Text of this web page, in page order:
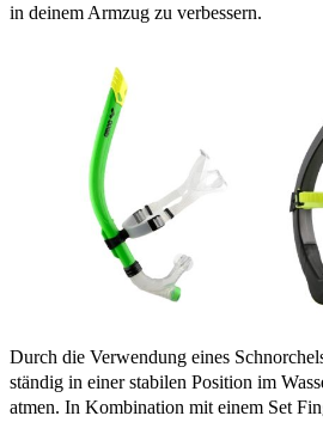
in deinem Armzug zu verbessern.
Durch die Verwendung eines
ständig in einer stabilen Position im
atmen. In Kombination mit einem Set